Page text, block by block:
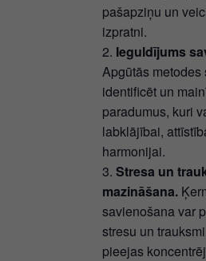
pašapziņu un
izpratni.
Ieguldījums
Apgūtās
identificēt un
paradumus, kuri
labklājībai,
harmonijai.
Stresa un
mazināšana.
savienošana var
stresu un
pieejas